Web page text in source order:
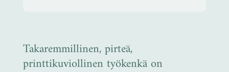
Takaremmillinen, pirteä,
printtikuviollinen työkenkä on